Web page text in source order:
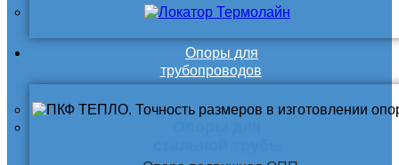
Опоры для
трубопроводов